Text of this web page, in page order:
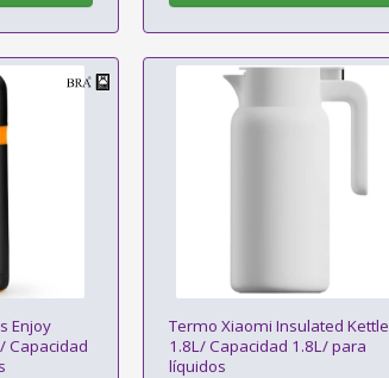
Enjoy
Capacidad
Termo Xiaomi Insulated Kettle
1.8L/ Capacidad 1.8L/ para
líquidos